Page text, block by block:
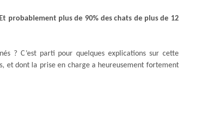
probablement plus de 90% des chats de plus de 12
? C’est parti pour quelques explications sur cette
et dont la prise en charge a heureusement fortement